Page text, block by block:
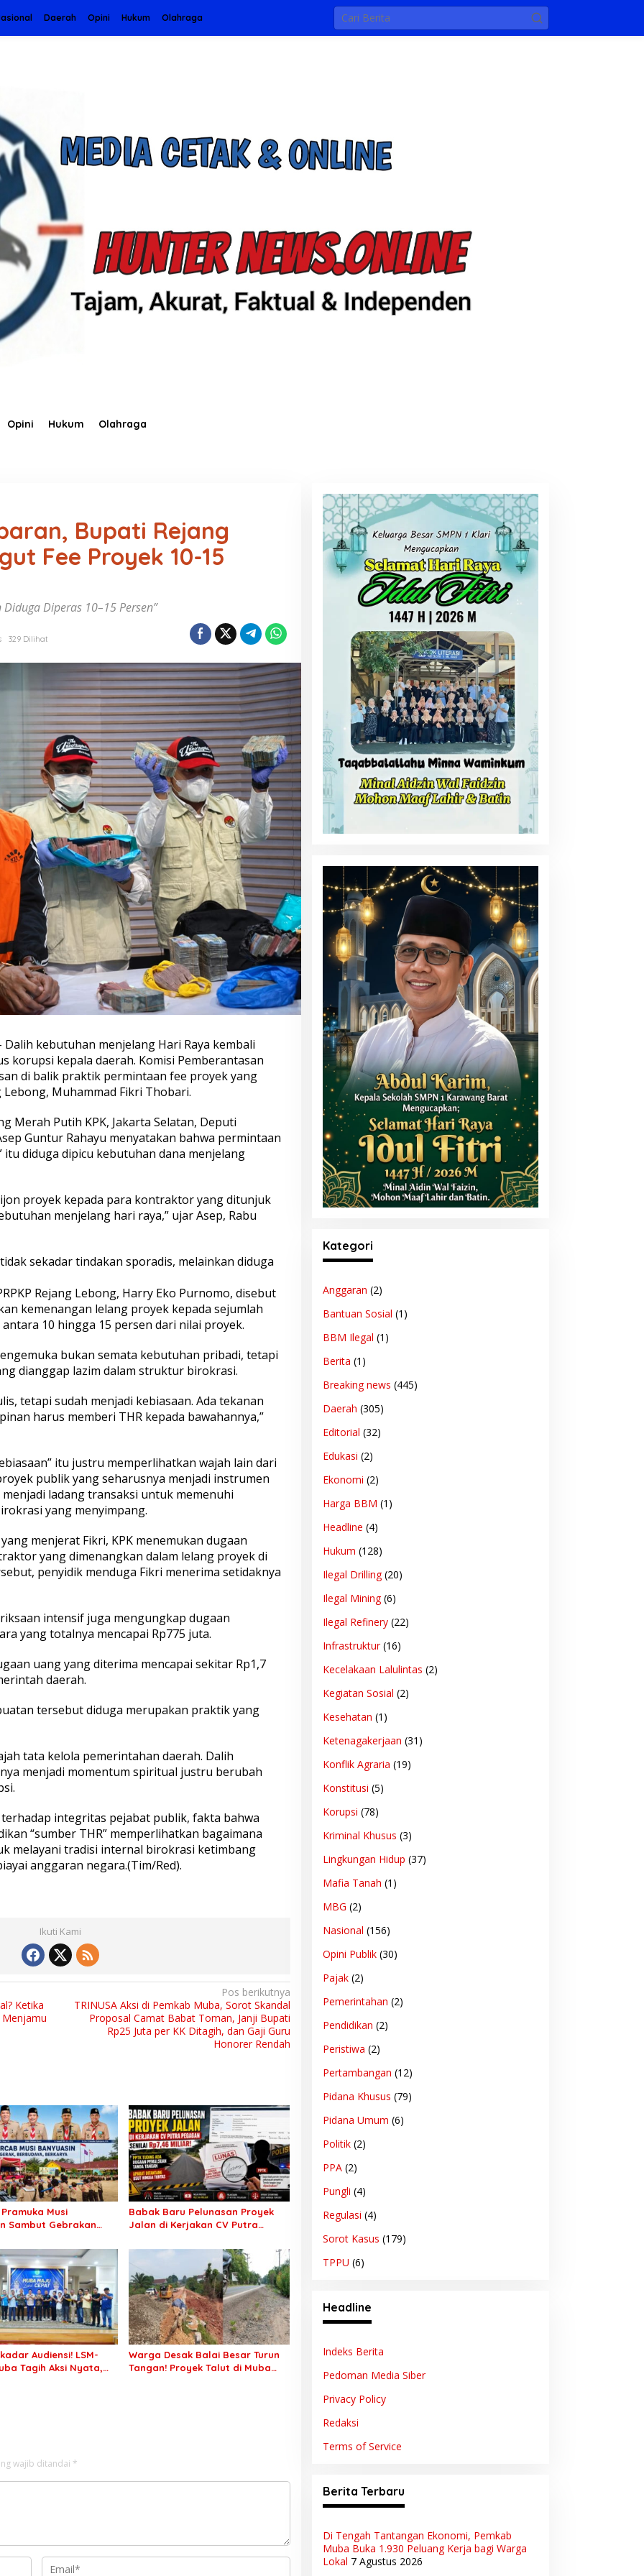
Daerah Opini Hukum Olahraga
Opini Hukum Olahraga
Bupati Rejang
Fee Proyek 10-15
Diperas 10–15 Persen”
329 Dilihat
Dalih kebutuhan menjelang Hari Raya kembali
korupsi kepala daerah. Komisi Pemberantasan
di balik praktik permintaan fee proyek yang
Muhammad Fikri Thobari.
Merah Putih KPK, Jakarta Selatan, Deputi
Guntur Rahayu menyatakan bahwa permintaan
itu diduga dipicu kebutuhan dana menjelang
proyek kepada para kontraktor yang ditunjuk
menjelang hari raya,” ujar Asep, Rabu
sekadar tindakan sporadis, melainkan diduga
Rejang Lebong, Harry Eko Purnomo, disebut
kemenangan lelang proyek kepada sejumlah
10 hingga 15 persen dari nilai proyek.
bukan semata kebutuhan pribadi, tetapi
dianggap lazim dalam struktur birokrasi.
tetapi sudah menjadi kebiasaan. Ada tekanan
harus memberi THR kepada bawahannya,”
itu justru memperlihatkan wajah lain dari
publik yang seharusnya menjadi instrumen
ladang transaksi untuk memenuhi
yang menyimpang.
menjerat Fikri, KPK menemukan dugaan
yang dimenangkan dalam lelang proyek di
penyidik menduga Fikri menerima setidaknya
intensif juga mengungkap dugaan
yang totalnya mencapai Rp775 juta.
uang yang diterima mencapai sekitar Rp1,7
daerah.
tersebut diduga merupakan praktik yang
tata kelola pemerintahan daerah. Dalih
menjadi momentum spiritual justru berubah
integritas pejabat publik, fakta bahwa
“sumber THR” memperlihatkan bagaimana
melayani tradisi internal birokrasi ketimbang
anggaran negara.(Tim/Red).
Ikuti Kami
Ketika
Pos berikutnya
TRINUSA Aksi di Pemkab Muba, Sorot Skandal
Proposal Camat Babat Toman, Janji Bupati
Rp25 Juta per KK Ditagih, dan Gaji Guru
Honorer Rendah
Musi
Sambut Gebrakan
Buka Jalur Khusus
TNI-Polri, 784 Garuda
Peluang Emas
Babak Baru Pelunasan Proyek
Jalan di Kerjakan CV Putra
PPTK Tuding Ada Dugaan
Pemalsuan Tanda Tangan,
Aparat Ditantang Usut Hingga
Tuntas
Audiensi! LSM-
Tagih Aksi Nyata,
Warga Desak Balai Besar Turun
Tangan! Proyek Talut di Muba
wajib ditandai *
Kategori
Anggaran (2)
Bantuan Sosial (1)
BBM Ilegal (1)
Berita (1)
Breaking news (445)
Daerah (305)
Editorial (32)
Edukasi (2)
Ekonomi (2)
Harga BBM (1)
Headline (4)
Hukum (128)
Ilegal Drilling(20)
Ilegal Mining(6)
Ilegal Refinery(22)
Infrastruktur(16)
Kecelakaan Lalulintas (2)
Kegiatan Sosial (2)
Kesehatan (1)
Ketenagakerjaan (31)
Konflik Agraria (19)
Konstitusi (5)
Korupsi (78)
Kriminal Khusus (3)
Lingkungan Hidup (37)
Mafia Tanah (1)
MBG (2)
Nasional (156)
Opini Publik(30)
Pajak(2)
Pemerintahan (2)
Pendidikan (2)
Peristiwa (2)
Pertambangan (12)
Pidana Khusus (79)
Pidana Umum (6)
Politik(2)
PPA(2)
Pungli (4)
Regulasi (4)
Sorot Kasus (179)
TPPU (6)
Headline
Indeks Berita
Pedoman Media Siber
Privacy Policy
Redaksi
Terms of Service
Berita Terbaru
Di Tengah Tantangan Ekonomi, Pemkab
Muba Buka 1.930 Peluang Kerja bagi Warga
Lokal 7 Agustus 2026